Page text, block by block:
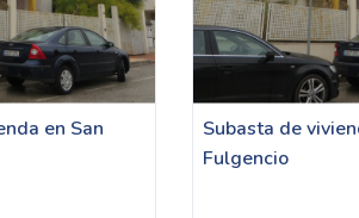
en San
Subasta de
Fulgencio